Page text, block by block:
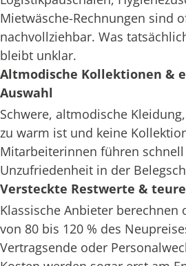
Mietwäsche-Rechnungen sind
nachvollziehbar. Was
bleibt unklar.
Altmodische Kollektionen &
Auswahl
Schwere, altmodische
zu warm ist und keine
Mitarbeiterinnen führen schnell
Unzufriedenheit in der
Versteckte Restwerte &
Klassische Anbieter berechnen
von 80 bis 120 % des
Vertragsende oder